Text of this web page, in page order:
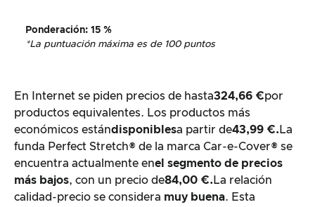
Ponderación: 15 %
*La puntuación máxima es de 100 puntos
En Internet se piden precios de hasta324,66 €por
productos equivalentes. Los productos más
económicos estándisponiblesa partir de43,99 €.La
funda Perfect Stretch® de la marca Car-e-Cover® se
encuentra actualmente enel segmento de precios
más bajos, con un precio de84,00 €.La relación
calidad-precio se considera muy buena. Esta